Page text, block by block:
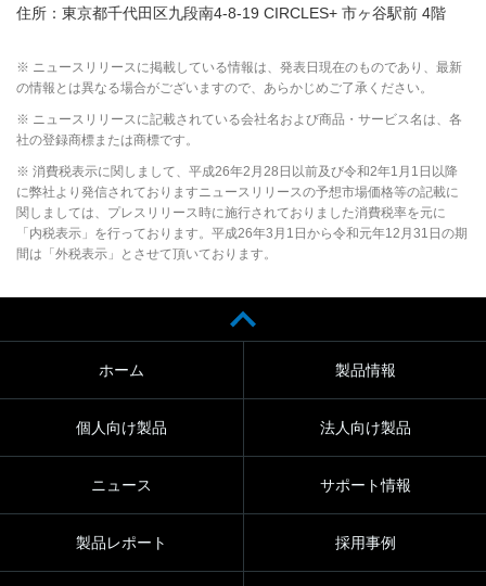
住所：東京都千代田区九段南4-8-19 CIRCLES+ 市ヶ谷駅前 4階
※ ニュースリリースに掲載している情報は、発表日現在のものであり、最新
の情報とは異なる場合がございますので、あらかじめご了承ください。
※ ニュースリリースに記載されている会社名および商品・サービス名は、各
社の登録商標または商標です。
※ 消費税表示に関しまして、平成26年2月28日以前及び令和2年1月1日以降
に弊社より発信されておりますニュースリリースの予想市場価格等の記載に
関しましては、プレスリリース時に施行されておりました消費税率を元に
「内税表示」を行っております。平成26年3月1日から令和元年12月31日の期
間は「外税表示」とさせて頂いております。
ホーム 製品情報
個人向け製品 法人向け製品
ニュース サポート情報
製品レポート 採用事例